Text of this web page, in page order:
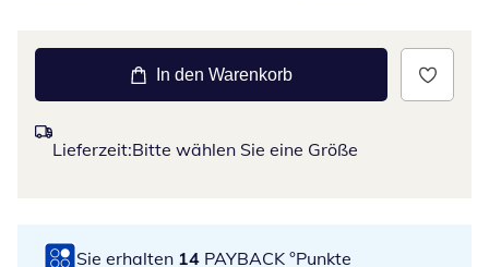
In den Warenkorb
Lieferzeit:Bitte wählen Sie eine Größe
Sie erhalten 14 PAYBACK °Punkte